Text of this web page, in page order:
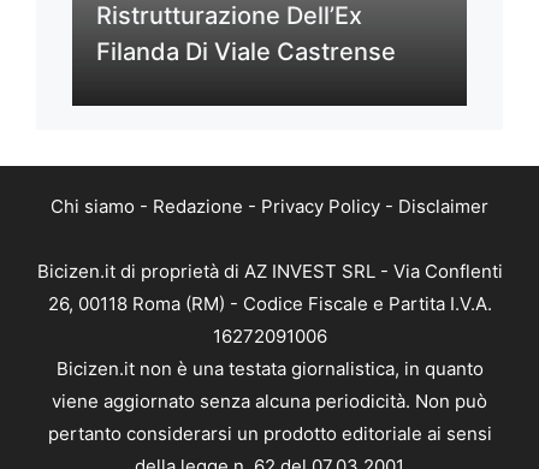
Ristrutturazione Dell’Ex
Filanda Di Viale Castrense
Chi siamo - Redazione - Privacy Policy - Disclaimer
Bicizen.it di proprietà di AZ INVEST SRL - Via Conflenti
26, 00118 Roma (RM) - Codice Fiscale e Partita I.V.A.
16272091006
Bicizen.it non è una testata giornalistica, in quanto
viene aggiornato senza alcuna periodicità. Non può
pertanto considerarsi un prodotto editoriale ai sensi